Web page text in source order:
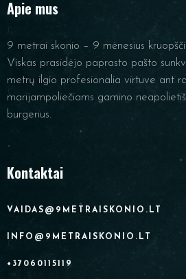
Apie mus
9 metrai skonio – 9 mėnesius
Viskas prasidėjo paprasto pašto
metrų ilgio profesionalia virtuve ant
marijampoliečiams gamino
burgerius.
Kontaktai
VAIDAS@9METRAISKONIO.LT
INFO@9METRAISKONIO.LT
+37060115119